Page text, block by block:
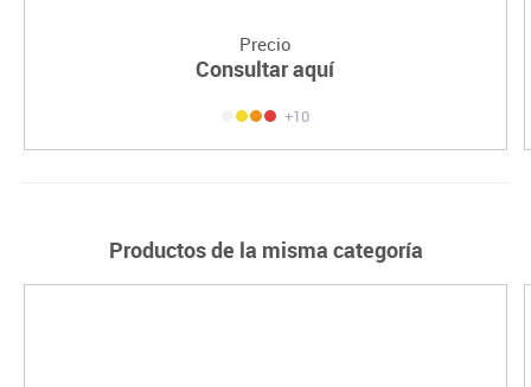
Precio
Consultar aquí
+10
Productos de la misma categoría